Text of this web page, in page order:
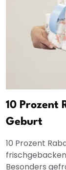
10 Prozent
Geburt
10 Prozent
Besonders